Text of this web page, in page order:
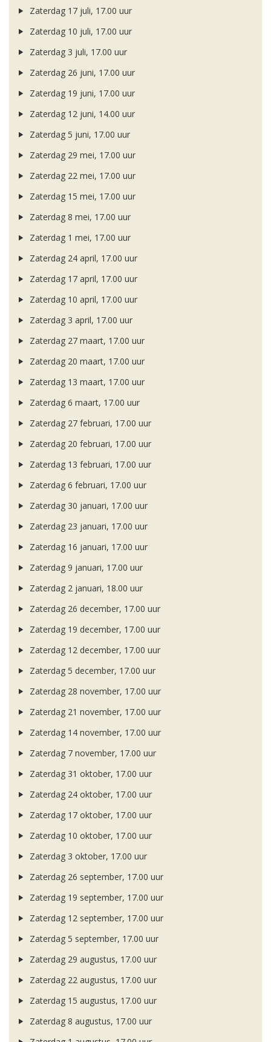
Zaterdag 17 juli, 17.00 uur
Zaterdag 10 juli, 17.00 uur
Zaterdag 3 juli, 17.00 uur
Zaterdag 26 juni, 17.00 uur
Zaterdag 19 juni, 17.00 uur
Zaterdag 12 juni, 14.00 uur
Zaterdag 5 juni, 17.00 uur
Zaterdag 29 mei, 17.00 uur
Zaterdag 22 mei, 17.00 uur
Zaterdag 15 mei, 17.00 uur
Zaterdag 8 mei, 17.00 uur
Zaterdag 1 mei, 17.00 uur
Zaterdag 24 april, 17.00 uur
Zaterdag 17 april, 17.00 uur
Zaterdag 10 april, 17.00 uur
Zaterdag 3 april, 17.00 uur
Zaterdag 27 maart, 17.00 uur
Zaterdag 20 maart, 17.00 uur
Zaterdag 13 maart, 17.00 uur
Zaterdag 6 maart, 17.00 uur
Zaterdag 27 februari, 17.00 uur
Zaterdag 20 februari, 17.00 uur
Zaterdag 13 februari, 17.00 uur
Zaterdag 6 februari, 17.00 uur
Zaterdag 30 januari, 17.00 uur
Zaterdag 23 januari, 17.00 uur
Zaterdag 16 januari, 17.00 uur
Zaterdag 9 januari, 17.00 uur
Zaterdag 2 januari, 18.00 uur
Zaterdag 26 december, 17.00 uur
Zaterdag 19 december, 17.00 uur
Zaterdag 12 december, 17.00 uur
Zaterdag 5 december, 17.00 uur
Zaterdag 28 november, 17.00 uur
Zaterdag 21 november, 17.00 uur
Zaterdag 14 november, 17.00 uur
Zaterdag 7 november, 17.00 uur
Zaterdag 31 oktober, 17.00 uur
Zaterdag 24 oktober, 17.00 uur
Zaterdag 17 oktober, 17.00 uur
Zaterdag 10 oktober, 17.00 uur
Zaterdag 3 oktober, 17.00 uur
Zaterdag 26 september, 17.00 uur
Zaterdag 19 september, 17.00 uur
Zaterdag 12 september, 17.00 uur
Zaterdag 5 september, 17.00 uur
Zaterdag 29 augustus, 17.00 uur
Zaterdag 22 augustus, 17.00 uur
Zaterdag 15 augustus, 17.00 uur
Zaterdag 8 augustus, 17.00 uur